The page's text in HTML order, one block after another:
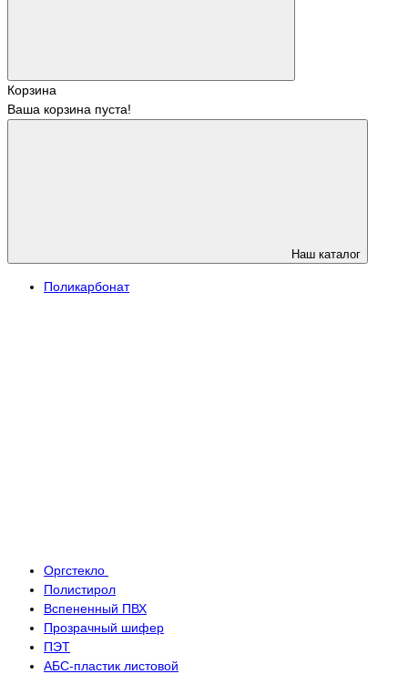
Корзина
Ваша корзина пуста!
Наш каталог
Поликарбонат
Оргстекло
Полистирол
Вспененный ПВХ
Прозрачный шифер
ПЭТ
АБС-пластик листовой